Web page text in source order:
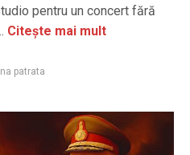
pentru un concert fără
Citește mai mult
patrata